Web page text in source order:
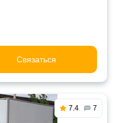
Связаться
7.4 7